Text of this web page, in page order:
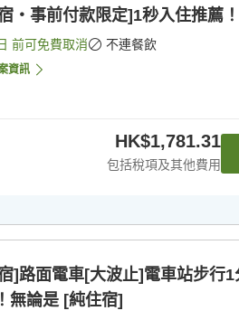
・事前付款限定]1秒入住推薦
前可免費取消 不連餐飲
資訊
HK$1,781.31
包括稅項及其他費用
]路面電車[大波止]電車站步行
無論是 [純住宿]